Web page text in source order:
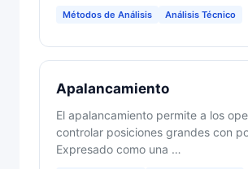
Métodos de Análisis Análisis Técnico
Apalancamiento
El apalancamiento permite a los
controlar posiciones grandes con
Expresado como una …